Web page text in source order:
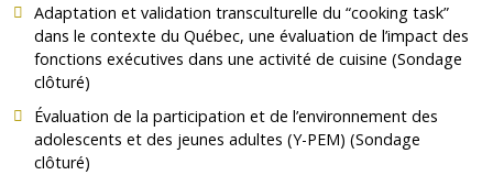
Adaptation et validation transculturelle du “cooking task”
dans le contexte du Québec, une évaluation de l’impact des
fonctions exécutives dans une activité de cuisine (Sondage
clôturé)
Évaluation de la participation et de l’environnement des
adolescents et des jeunes adultes (Y-PEM) (Sondage
clôturé)